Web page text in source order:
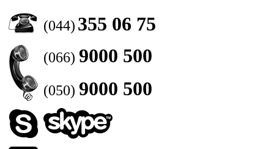
(044) 355 06 75
(066) 9000 500
(050) 9000 500